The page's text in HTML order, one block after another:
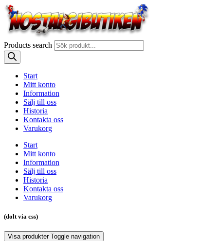
Products search
Start
Mitt konto
Information
Sälj till oss
Historia
Kontakta oss
Varukorg
Start
Mitt konto
Information
Sälj till oss
Historia
Kontakta oss
Varukorg
(dolt via css)
Visa produkter Toggle navigation